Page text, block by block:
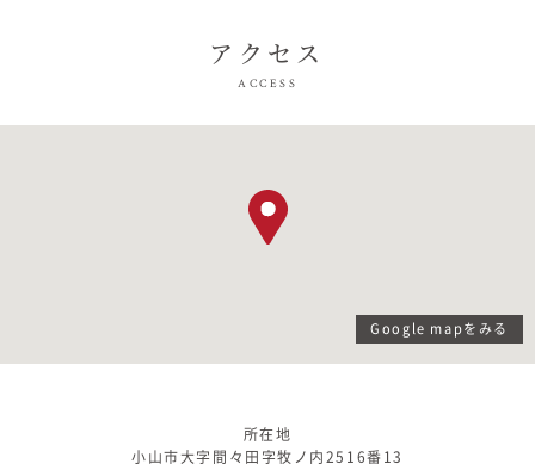
アクセス
ACCESS
Google mapをみる
所在地
小山市大字間々田字牧ノ内2516番13